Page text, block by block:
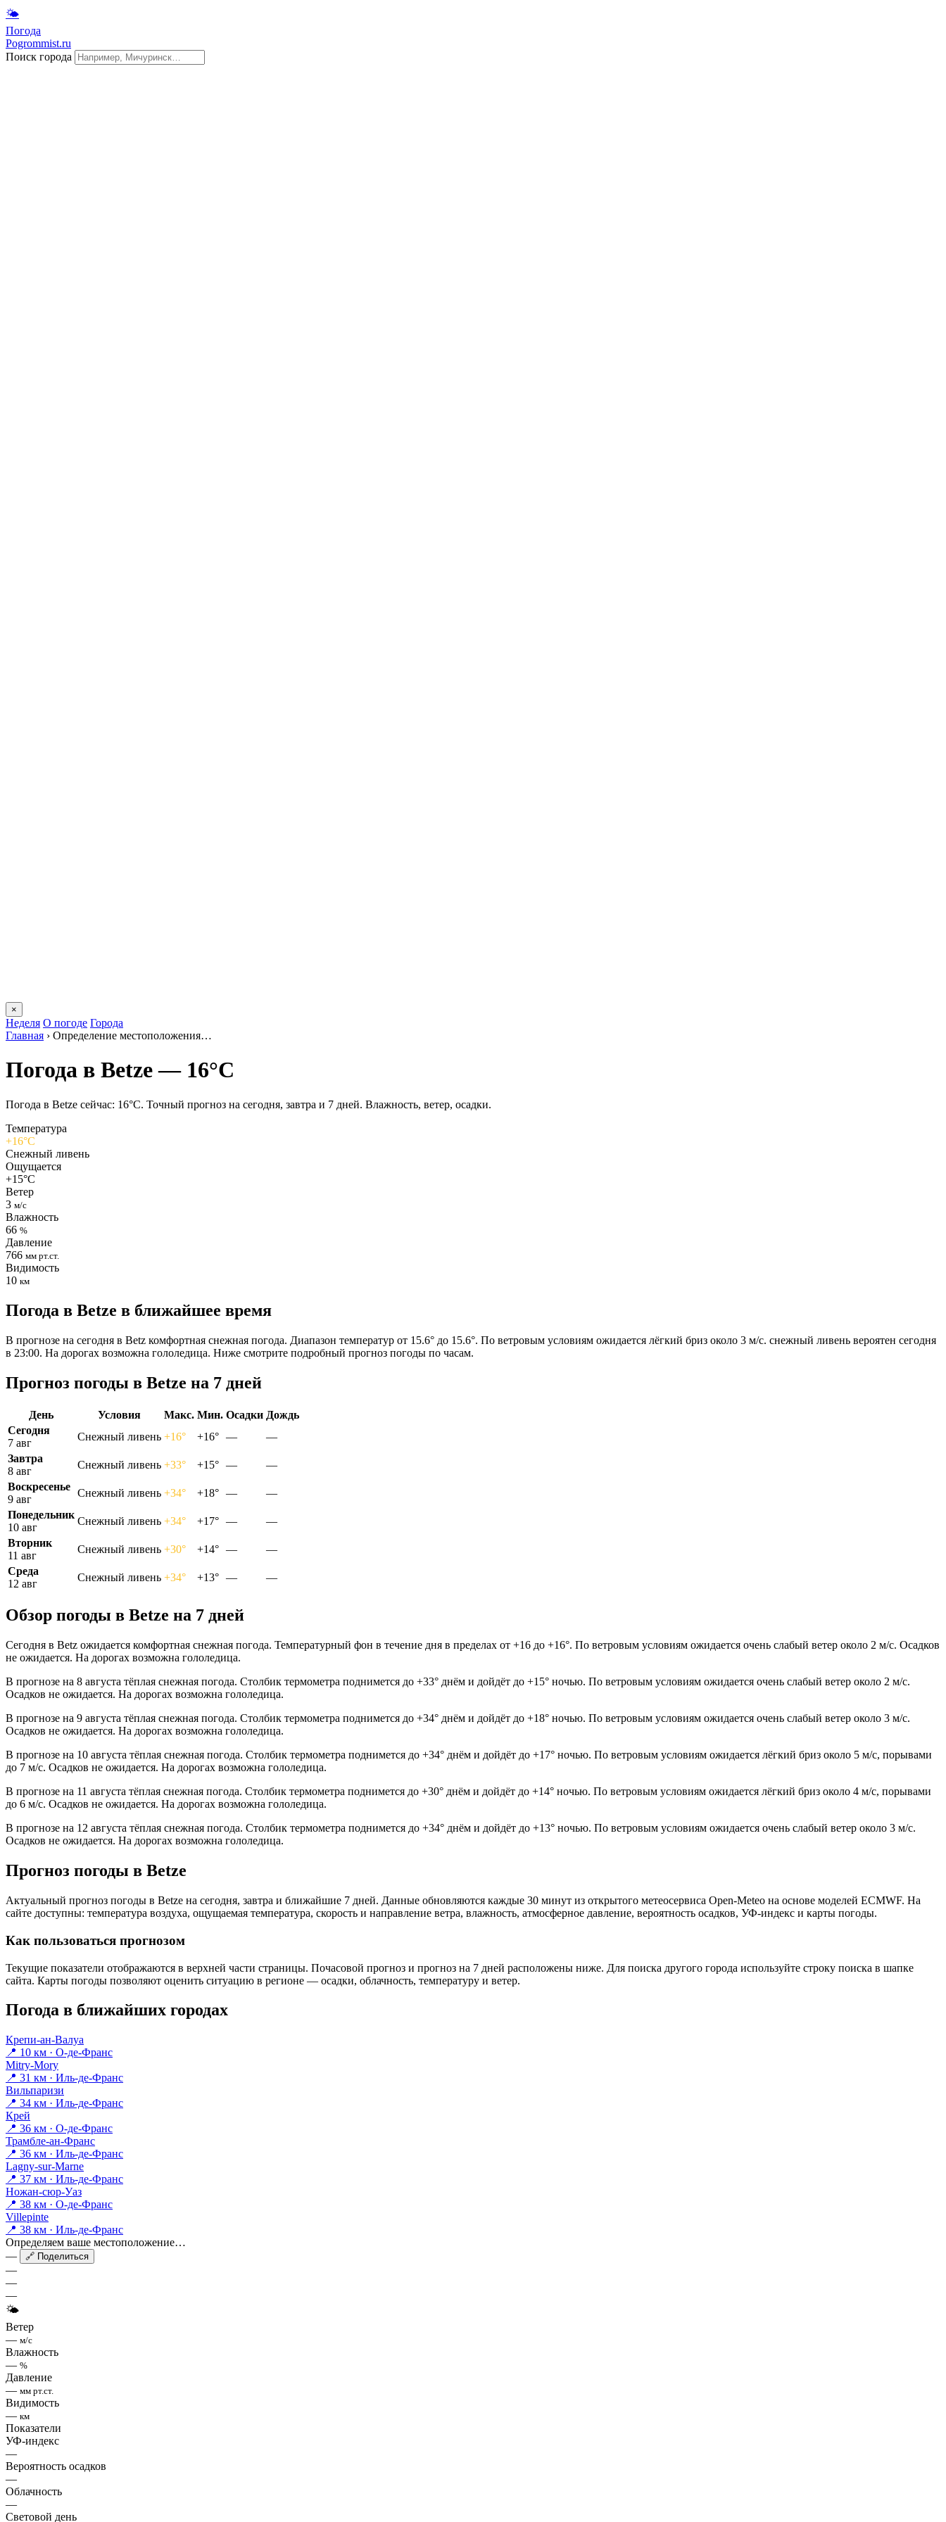
🌤
Погода
Pogrommist.ru
Поиск города
×
Неделя О погоде Города
Главная › Определение местоположения…
Погода в Betzе — 16°C
Погода в Betzе сейчас: 16°C. Точный прогноз на сегодня, завтра и 7 дней. Влажность, ветер, осадки.
Температура
+16°C
Снежный ливень
Ощущается
+15°C
Ветер
3 м/с
Влажность
66 %
Давление
766 мм рт.ст.
Видимость
10 км
Погода в Betzе в ближайшее время
В прогнозе на сегодня в Betz комфортная снежная погода. Диапазон температур от 15.6° до 15.6°. По ветровым условиям ожидается лёгкий бриз около 3 м/с. снежный ливень вероятен сегодня
в 23:00. На дорогах возможна гололедица. Ниже смотрите подробный прогноз погоды по часам.
Прогноз погоды в Betzе на 7 дней
День Условия Макс. Мин. Осадки Дождь
Сегодня
7 авг
Снежный ливень +16° +16° —
—
Завтра
8 авг
Снежный ливень +33° +15° —
—
Воскресенье
9 авг
Снежный ливень +34° +18° —
—
Понедельник
10 авг
Снежный ливень +34° +17° —
—
Вторник
11 авг
Снежный ливень +30° +14° —
—
Среда
12 авг
Снежный ливень +34° +13° — —
Обзор погоды в Betzе на 7 дней
Сегодня в Betz ожидается комфортная снежная погода. Температурный фон в течение дня в пределах от +16 до +16°. По ветровым условиям ожидается очень слабый ветер около 2 м/с. Осадков
не ожидается. На дорогах возможна гололедица.
В прогнозе на 8 августа тёплая снежная погода. Столбик термометра поднимется до +33° днём и дойдёт до +15° ночью. По ветровым условиям ожидается очень слабый ветер около 2 м/с.
Осадков не ожидается. На дорогах возможна гололедица.
В прогнозе на 9 августа тёплая снежная погода. Столбик термометра поднимется до +34° днём и дойдёт до +18° ночью. По ветровым условиям ожидается очень слабый ветер около 3 м/с.
Осадков не ожидается. На дорогах возможна гололедица.
В прогнозе на 10 августа тёплая снежная погода. Столбик термометра поднимется до +34° днём и дойдёт до +17° ночью. По ветровым условиям ожидается лёгкий бриз около 5 м/с, порывами
до 7 м/с. Осадков не ожидается. На дорогах возможна гололедица.
В прогнозе на 11 августа тёплая снежная погода. Столбик термометра поднимется до +30° днём и дойдёт до +14° ночью. По ветровым условиям ожидается лёгкий бриз около 4 м/с, порывами
до 6 м/с. Осадков не ожидается. На дорогах возможна гололедица.
В прогнозе на 12 августа тёплая снежная погода. Столбик термометра поднимется до +34° днём и дойдёт до +13° ночью. По ветровым условиям ожидается очень слабый ветер около 3 м/с.
Осадков не ожидается. На дорогах возможна гололедица.
Прогноз погоды в Betzе
Актуальный прогноз погоды в Betzе на сегодня, завтра и ближайшие 7 дней. Данные обновляются каждые 30 минут из открытого метеосервиса Open-Meteo на основе моделей ECMWF. На
сайте доступны: температура воздуха, ощущаемая температура, скорость и направление ветра, влажность, атмосферное давление, вероятность осадков, УФ-индекс и карты погоды.
Как пользоваться прогнозом
Текущие показатели отображаются в верхней части страницы. Почасовой прогноз и прогноз на 7 дней расположены ниже. Для поиска другого города используйте строку поиска в шапке
сайта. Карты погоды позволяют оценить ситуацию в регионе — осадки, облачность, температуру и ветер.
Погода в ближайших городах
Крепи-ан-Валуа
📍 10 км · О-де-Франс
Mitry-Mory
📍 31 км · Иль-де-Франс
Вильпаризи
📍 34 км · Иль-де-Франс
Крей
📍 36 км · О-де-Франс
Трамбле-ан-Франс
📍 36 км · Иль-де-Франс
Lagny-sur-Marne
📍 37 км · Иль-де-Франс
Ножан-сюр-Уаз
📍 38 км · О-де-Франс
Villepinte
📍 38 км · Иль-де-Франс
Определяем ваше местоположение…
—
🔗 Поделиться
—
—
—
🌤
Ветер
— м/с
Влажность
— %
Давление
— мм рт.ст.
Видимость
— км
Показатели
УФ-индекс
—
Вероятность осадков
—
Облачность
—
Световой день